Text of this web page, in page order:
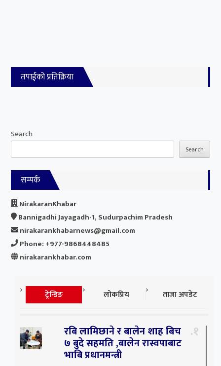
तपाईको प्रतिक्रिया
Search
Search
सम्पर्क
NirakaranKhabar
Bannigadhi Jayagadh-1, Sudurpachim Pradesh
nirakarankhabarnews@gmail.com
Phone: +977-9868448485
nirakarankhabar.com
ट्रेन्डिङ लोकप्रिय ताजा अपडेट
रबि लामिछाने र बालेन शाह बिच
७ बुदे सहमति ,बालेन रास्वपाबाट
भाबि प्रधानमन्त्री
१